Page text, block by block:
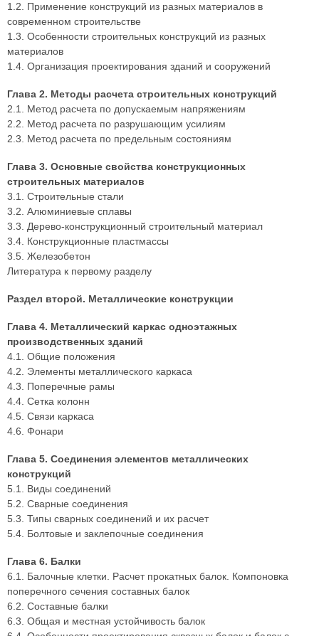
1.2. Применение конструкций из разных материалов в
современном строительстве
1.3. Особенности строительных конструкций из разных
материалов
1.4. Организация проектирования зданий и сооружений
Глава 2. Методы расчета строительных конструкций
2.1. Метод расчета по допускаемым напряжениям
2.2. Метод расчета по разрушающим усилиям
2.3. Метод расчета по предельным состояниям
Глава 3. Основные свойства конструкционных
строительных материалов
3.1. Строительные стали
3.2. Алюминиевые сплавы
3.3. Дерево-конструкционный строительный материал
3.4. Конструкционные пластмассы
3.5. Железобетон
Литература к первому разделу
Раздел второй. Металлические конструкции
Глава 4. Металлический каркас одноэтажных
производственных зданий
4.1. Общие положения
4.2. Элементы металлического каркаса
4.3. Поперечные рамы
4.4. Сетка колонн
4.5. Связи каркаса
4.6. Фонари
Глава 5. Соединения элементов металлических
конструкций
5.1. Виды соединений
5.2. Сварные соединения
5.3. Типы сварных соединений и их расчет
5.4. Болтовые и заклепочные соединения
Глава 6. Балки
6.1. Балочные клетки. Расчет прокатных балок. Компоновка
поперечного сечения составных балок
6.2. Составные балки
6.3. Общая и местная устойчивость балок